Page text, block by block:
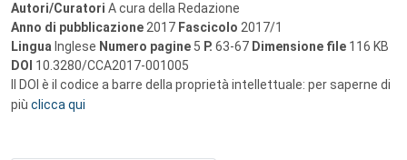
Autori/Curatori A cura della Redazione
Anno di pubblicazione 2017 Fascicolo 2017/1
Lingua Inglese Numero pagine 5 P. 63-67 Dimensione file 116 KB
DOI 10.3280/CCA2017-001005
Il DOI è il codice a barre della proprietà intellettuale: per saperne di
più clicca qui